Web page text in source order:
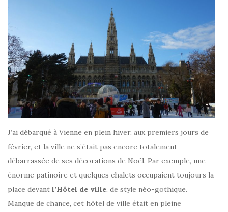
J’ai débarqué à Vienne en plein hiver, aux premiers jours de
février, et la ville ne s’était pas encore totalement
débarrassée de ses décorations de Noël. Par exemple, une
énorme patinoire et quelques chalets occupaient toujours la
place devant l’Hôtel de ville, de style néo-gothique.
Manque de chance, cet hôtel de ville était en pleine